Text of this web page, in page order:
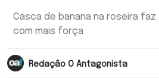
Casca de banana na roseira
com mais força
Redação O Antagonista